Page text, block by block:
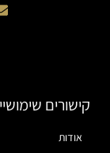
קישורים
אודות